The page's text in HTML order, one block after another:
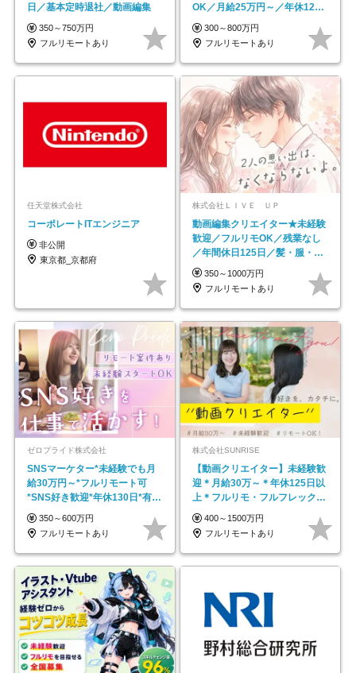
日／基本定時退社／動画編集
350～750万円
フルリモートあり
OK／月給25万円～／年休125
日以上
300～800万円
フルリモートあり
任天堂株式会社
コーポレートITエンジニア
非公開
東京都_京都府
株式会社ＬＩＶＥ ＵＰ
動画編集クリエイター★未経験
歓迎／フルリモOK／残業なし
／年間休日125日／髪・服・ネ
イル自由／研修充実で安心
350～1000万円
フルリモートあり
ゼロプライド株式会社
SNSマーケター*未経験でも月
給30万円～*フルリモート可
*SNS好き歓迎*年休130日*有休
取得率100%
350～600万円
フルリモートあり
株式会社SUNRISE
【動画クリエイター】未経験歓
迎＊月給30万～＊年休125日以
上＊フルリモ・フルフレックス
◆10名の採用が決定◆
400～1500万円
フルリモートあり